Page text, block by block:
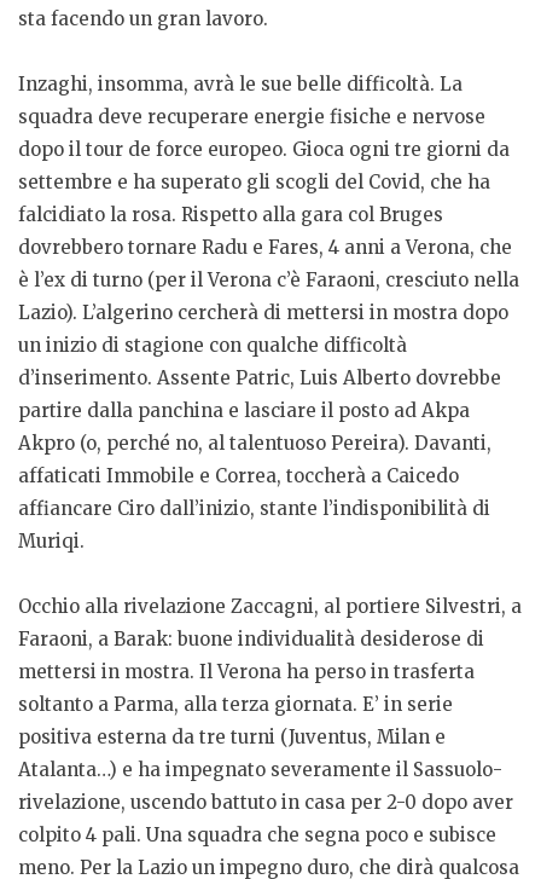
sta facendo un gran lavoro.
Inzaghi, insomma, avrà le sue belle difficoltà. La
squadra deve recuperare energie fisiche e nervose
dopo il tour de force europeo. Gioca ogni tre giorni da
settembre e ha superato gli scogli del Covid, che ha
falcidiato la rosa. Rispetto alla gara col Bruges
dovrebbero tornare Radu e Fares, 4 anni a Verona, che
è l’ex di turno (per il Verona c’è Faraoni, cresciuto nella
Lazio). L’algerino cercherà di mettersi in mostra dopo
un inizio di stagione con qualche difficoltà
d’inserimento. Assente Patric, Luis Alberto dovrebbe
partire dalla panchina e lasciare il posto ad Akpa
Akpro (o, perché no, al talentuoso Pereira). Davanti,
affaticati Immobile e Correa, toccherà a Caicedo
affiancare Ciro dall’inizio, stante l’indisponibilità di
Muriqi.
Occhio alla rivelazione Zaccagni, al portiere Silvestri, a
Faraoni, a Barak: buone individualità desiderose di
mettersi in mostra. Il Verona ha perso in trasferta
soltanto a Parma, alla terza giornata. E’ in serie
positiva esterna da tre turni (Juventus, Milan e
Atalanta…) e ha impegnato severamente il Sassuolo-
rivelazione, uscendo battuto in casa per 2-0 dopo aver
colpito 4 pali. Una squadra che segna poco e subisce
meno. Per la Lazio un impegno duro, che dirà qualcosa